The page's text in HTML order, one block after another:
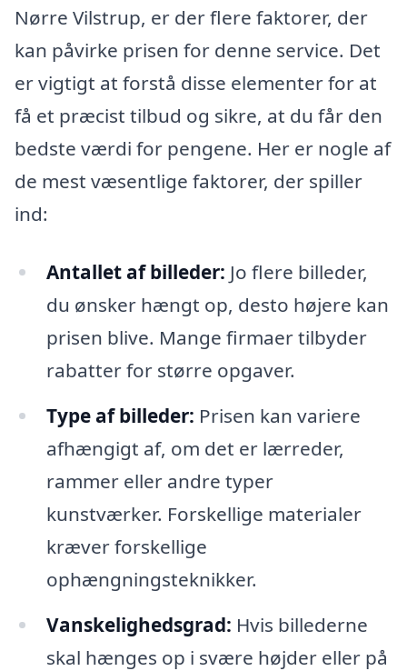
Nørre Vilstrup, er der flere faktorer, der
kan påvirke prisen for denne service. Det
er vigtigt at forstå disse elementer for at
få et præcist tilbud og sikre, at du får den
bedste værdi for pengene. Her er nogle af
de mest væsentlige faktorer, der spiller
ind:
Antallet af billeder: Jo flere billeder,
du ønsker hængt op, desto højere kan
prisen blive. Mange firmaer tilbyder
rabatter for større opgaver.
Type af billeder: Prisen kan variere
afhængigt af, om det er lærreder,
rammer eller andre typer
kunstværker. Forskellige materialer
kræver forskellige
ophængningsteknikker.
Vanskelighedsgrad: Hvis billederne
skal hænges op i svære højder eller på